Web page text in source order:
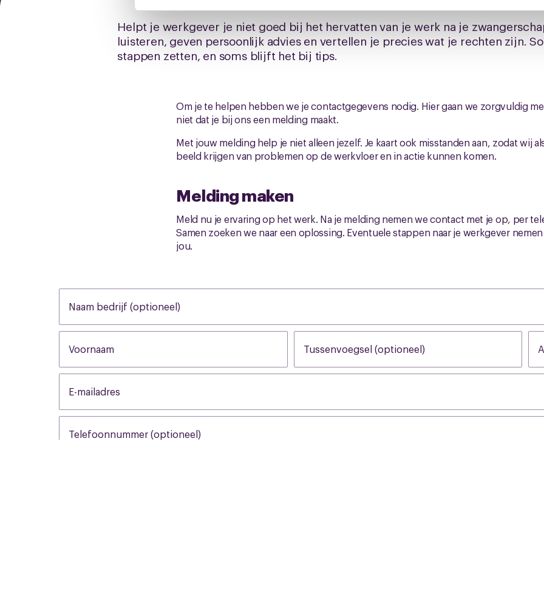
cookie-instellingenicoontje linksonder op de pagina.
Helpt je werkgever je niet goed bij het hervatten van je werk na je
luisteren, geven persoonlijk advies en vertellen je precies wat je rechten zijn.
stappen zetten, en soms blijft het bij tips.
Om je te helpen hebben we je contactgegevens nodig. Hier gaan we zorgvuldig
niet dat je bij ons een melding maakt.
Met jouw melding help je niet alleen jezelf. Je kaart ook misstanden aan, zodat wij
beeld krijgen van problemen op de werkvloer en in actie kunnen komen.
Melding maken
Meld nu je ervaring op het werk. Na je melding nemen we contact met je op, per
Samen zoeken we naar een oplossing. Eventuele stappen naar je werkgever
jou.
Naam bedrijf (optioneel)
Voornaam Tussenvoegsel (optioneel)
E-mailadres
Telefoonnummer (optioneel)